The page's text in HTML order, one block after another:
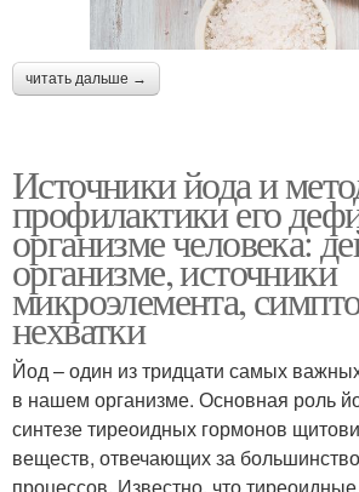
читать дальше →
Источники йода и
профилактики его
организме человека:
организме, источники
микроэлемента,
нехватки
Йод – один из тридцати самых
в нашем организме. Основная роль
синтезе тиреоидных гормонов
веществ, отвечающих за
процессов. Известно, что